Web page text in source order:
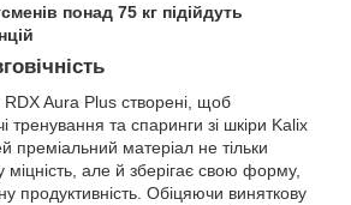
понад 75 кг підійдуть
RDX Aura Plus створені, щоб
тренування та спаринги зі шкіри Kalix
матеріал не тільки
міцність, але й зберігає свою форму,
продуктивність. Обіцяючи виняткову